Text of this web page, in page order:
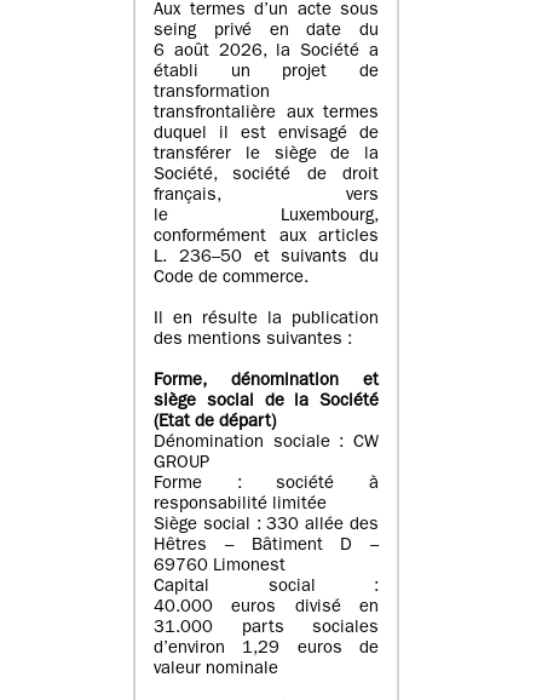
Aux termes d’un acte sous
seing privé en date du
6 août 2026, la Société a
établi un projet de
transformation
transfrontalière aux termes
duquel il est envisagé de
transférer le siège de la
Société, société de droit
français, vers
le Luxembourg,
conformément aux articles
L. 236–50 et suivants du
Code de commerce.
Il en résulte la publication
des mentions suivantes :
Forme, dénomination et
siège social de la Société
(Etatde départ)
Dénomination sociale : CW
GROUP
Forme : société à
responsabilité limitée
Siège social : 330 allée des
Hêtres – Bâtiment D –
69760 Limonest
Capital social :
40.000 euros divisé en
31.000 parts sociales
d’environ 1,29 euros de
valeur nominale